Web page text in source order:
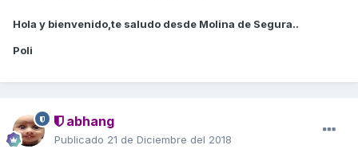
Hola y bienvenido,te saludo desde Molina de Segura..
Poli
abhang
Publicado 21 de Diciembre del 2018